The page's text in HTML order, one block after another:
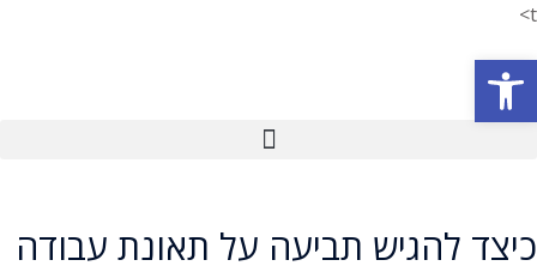
t>
כיצד להגיש תביעה על תאונת עבודה
פתח סרגל נגישות